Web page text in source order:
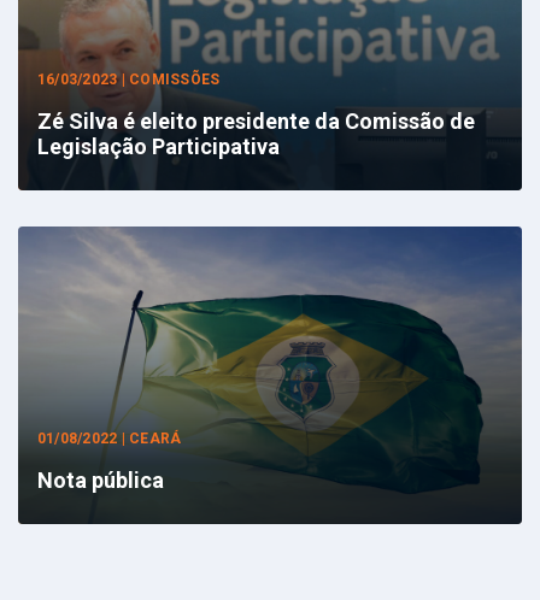
16/03/2023 | COMISSÕES
Zé Silva é eleito presidente da Comissão de
Legislação Participativa
01/08/2022 | CEARÁ
Nota pública